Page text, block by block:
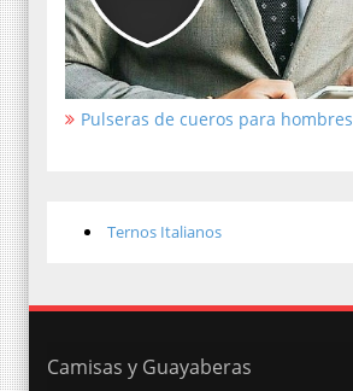
Pulseras de cueros para hombres
Ternos Italianos
Camisas y Guayaberas